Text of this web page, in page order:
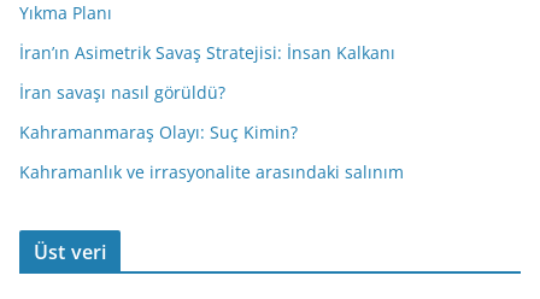
Yıkma Planı
İran’ın Asimetrik Savaş Stratejisi: İnsan Kalkanı
İran savaşı nasıl görüldü?
Kahramanmaraş Olayı: Suç Kimin?
Kahramanlık ve irrasyonalite arasındaki salınım
Üst veri